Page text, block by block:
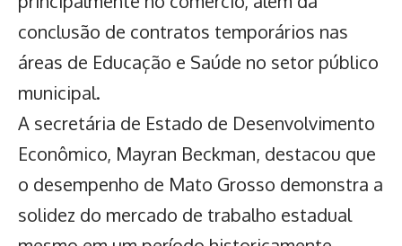
conclusão de contratos temporários nas
áreas de Educação e Saúde no setor público
municipal.
A secretária de Estado de Desenvolvimento
Econômico, Mayran Beckman, destacou que
o desempenho de Mato Grosso demonstra a
solidez do mercado de trabalho estadual